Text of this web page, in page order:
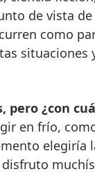
de vista de
como
situaciones
pero ¿con
en frío,
elegiría